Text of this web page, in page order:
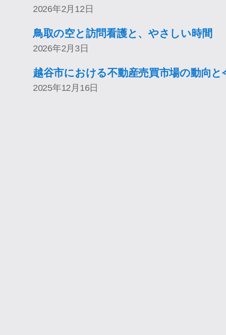
2026年2月12日
鳥取の空と訪問看護と、やさしい時間
2026年2月3日
越谷市における不動産売買市場の動向と
2025年12月16日